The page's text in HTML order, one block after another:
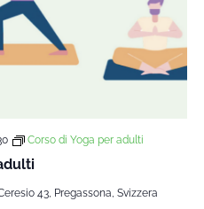
Corso di Yoga per adulti
43, Pregassona, Svizzera